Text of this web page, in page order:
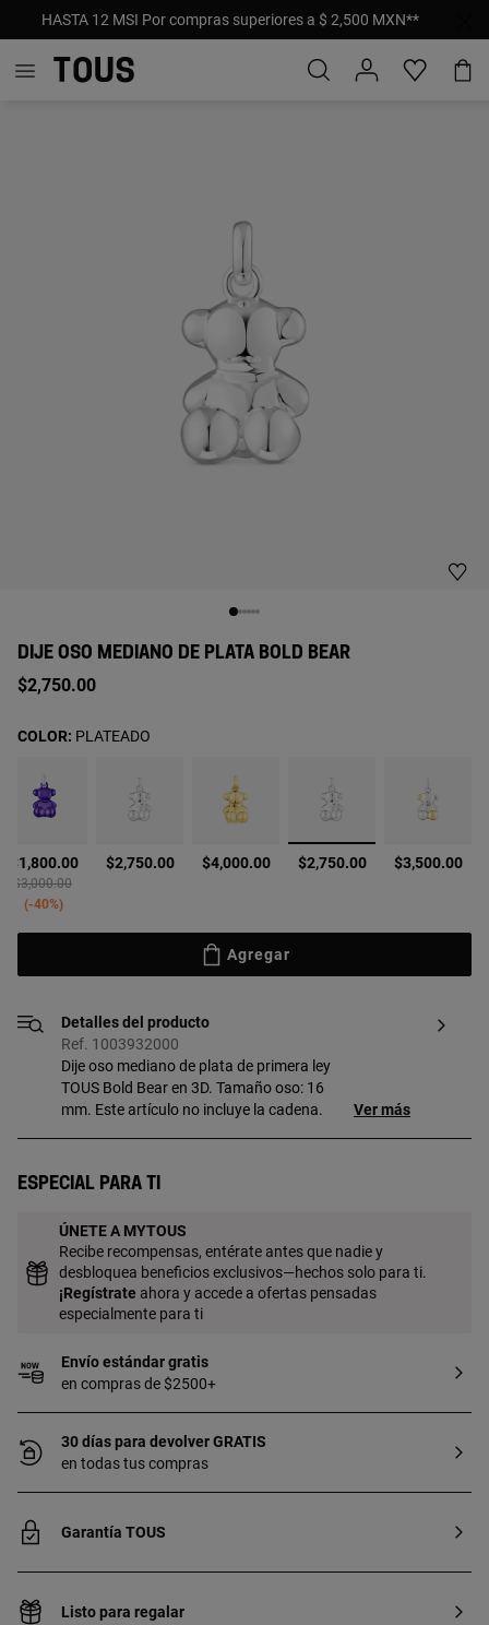
HASTA 12 MSI Por compras superiores a $ 2,500 MXN**
DIJE OSO MEDIANO DE PLATA BOLD BEAR
$2,750.00
$1,800.00
Price reduced from
$3,000.00to
-40%
$2,750.00 $4,000.00 seleccionado
$2,750.00 $3,500.00
COLOR: PLATEADO
Agregar
Detalles del producto
Ref. 1003932000
Dije oso mediano de plata de primera ley
TOUS Bold Bear en 3D. Tamaño oso: 16
mm. Este artículo no incluye la cadena.
Ver más
Especial para ti
ÚNETE A MYTOUS
Recibe recompensas, entérate antes que nadie y
desbloquea beneficios exclusivos—hechos solo para ti.
¡Regístrate ahora y accede a ofertas pensadas
especialmente para ti
Envío estándar gratis
en compras de $2500+
30 días para devolver GRATIS
en todas tus compras
Garantía TOUS
Listo para regalar